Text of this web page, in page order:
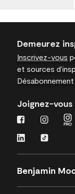
Demeurez
Inscrivez-vous
et sources
Joignez-
Benjamin